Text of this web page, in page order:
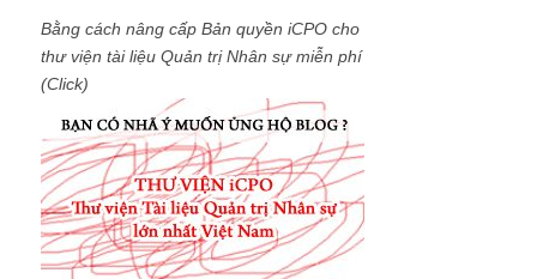
Bằng cách nâng cấp Bản quyền iCPO cho
thư viện tài liệu Quản trị Nhân sự miễn phí
(Click)